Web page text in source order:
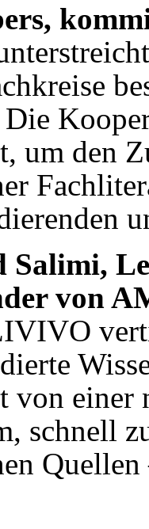
Die
um den
Salimi,
von
einer
schnell